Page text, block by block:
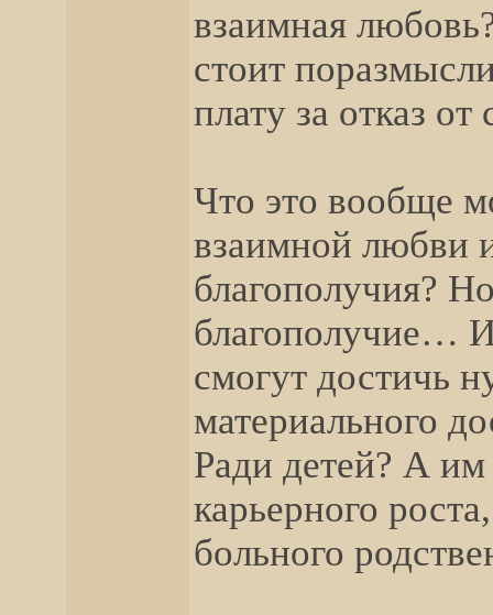
взаимная
стоит
плату за отказ от
Что это вообще
взаимной любви
благополучия?
благополучие…
смогут достичь
материального
Ради детей? А
карьерного
больного